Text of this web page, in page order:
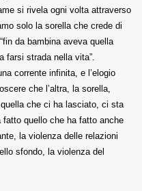
si rivela ogni volta attraverso
solo la sorella che crede di
da bambina aveva quella
farsi strada nella vita”.
corrente infinita, e l’elogio
che l’altra, la sorella,
che ci ha lasciato, ci sta
quello che ha fatto anche
la violenza delle relazioni
sfondo, la violenza del